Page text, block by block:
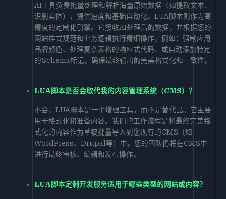
AI工具负责批量处理和解析海量原始数据（如提取文本、
识别实体），提供速度和基础自动化。LUA脚本则作为高
精度的定制化引擎。它接收AI处理后的数据，并根据您的
网站样式规范和业务逻辑执行精细操作，例如：强制应用
品牌颜色、处理复杂表格的响应式代码、或自动添加特定
的Schema标记，确保最终输出的完美格式化和一致性。
LUA脚本是否会取代我的内容管理系统（CMS）？
不会。LUA脚本是一个增强工具，而不是替代品。它主要
用于格式化和准备内容。我们的工作流程是将最终完美格
式化的内容作为草稿批量导入到您现有的CMS（如
WordPress、Drupal等）中。您的团队仍将在CMS中
进行最终审核、编辑和发布操作。
LUA脚本定制开发服务适用于哪些类型的网站或内容？